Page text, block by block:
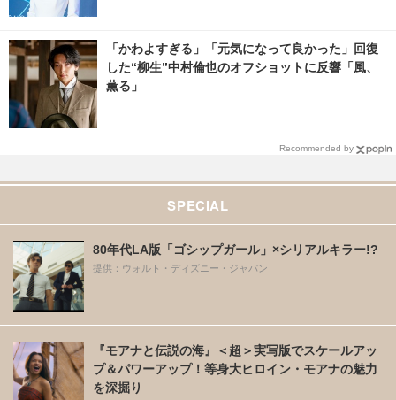
「かわよすぎる」「元気になって良かった」回復
した“柳生”中村倫也のオフショットに反響「風、
薫る」
Recommended by
SPECIAL
80年代LA版「ゴシップガール」×シリアルキラー!?
提供：ウォルト・ディズニー・ジャパン
『モアナと伝説の海』＜超＞実写版でスケールアッ
プ＆パワーアップ！等身大ヒロイン・モアナの魅力
を深掘り